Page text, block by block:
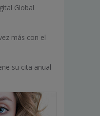
Global
más con el
su cita anual